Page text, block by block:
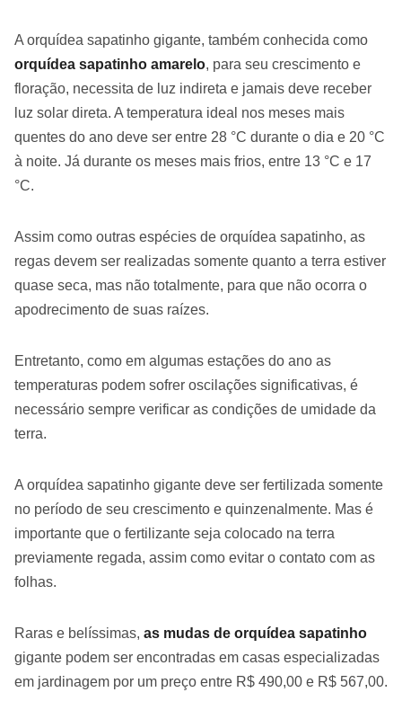
A orquídea sapatinho gigante, também conhecida como
orquídea sapatinho amarelo, para seu crescimento e
floração, necessita de luz indireta e jamais deve receber
luz solar direta. A temperatura ideal nos meses mais
quentes do ano deve ser entre 28 °C durante o dia e 20 °C
à noite. Já durante os meses mais frios, entre 13 °C e 17
°C.
Assim como outras espécies de orquídea sapatinho, as
regas devem ser realizadas somente quanto a terra estiver
quase seca, mas não totalmente, para que não ocorra o
apodrecimento de suas raízes.
Entretanto, como em algumas estações do ano as
temperaturas podem sofrer oscilações significativas, é
necessário sempre verificar as condições de umidade da
terra.
A orquídea sapatinho gigante deve ser fertilizada somente
no período de seu crescimento e quinzenalmente. Mas é
importante que o fertilizante seja colocado na terra
previamente regada, assim como evitar o contato com as
folhas.
Raras e belíssimas, as mudas de orquídea sapatinho
gigante podem ser encontradas em casas especializadas
em jardinagem por um preço entre R$ 490,00 e R$ 567,00.